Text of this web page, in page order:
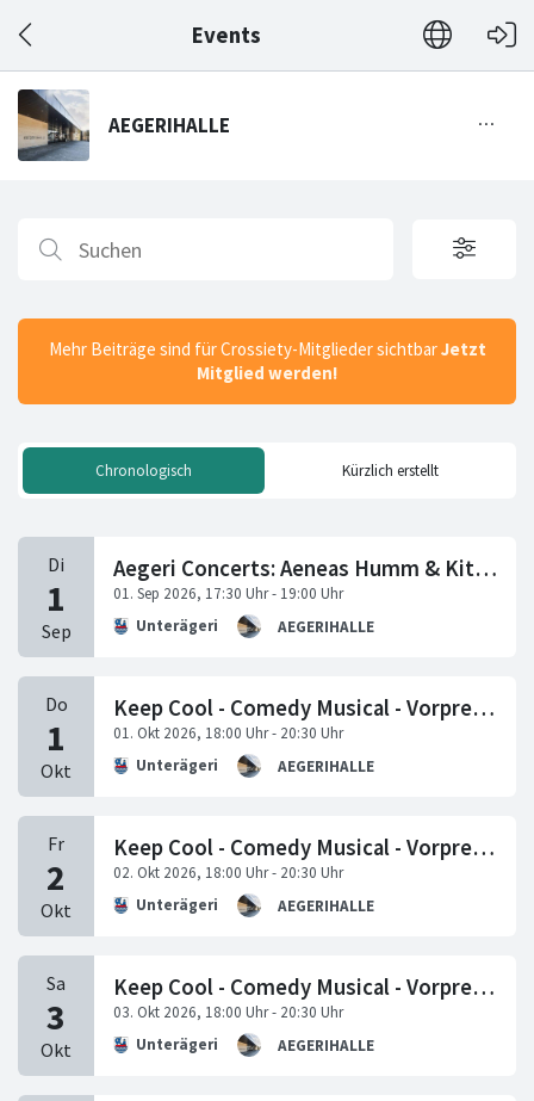
Events
Mehr Beiträge sind für Crossiety-Mitglieder sichtbarJetzt
Mitglied werden!
Chronologisch Kürzlich erstellt
Aegeri Concerts: Aeneas Humm & Kit Armstrong
Unterägeri AEGERIHALLE
Keep Cool - Comedy Musical - Vorpremiere
Unterägeri AEGERIHALLE
Keep Cool - Comedy Musical - Vorpremiere
Unterägeri AEGERIHALLE
Keep Cool - Comedy Musical - Vorpremiere
Unterägeri AEGERIHALLE